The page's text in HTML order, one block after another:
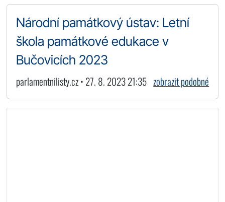
Národní památkový ústav: Letní
škola památkové edukace v
Bučovicích 2023
parlamentnilisty.cz • 27. 8. 2023 21:35 zobrazit podobné